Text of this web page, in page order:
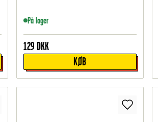
På lager
129 DKK
KØB